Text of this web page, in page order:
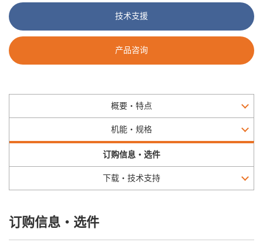
技术支援
产品咨询
概要・特点
机能・规格
订购信息・选件
下载・技术支持
订购信息・选件